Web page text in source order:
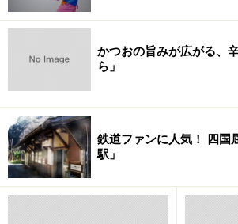
かつおの旨みが広がる、
ら」
鉄道ファンに人気！ 四国
駅」